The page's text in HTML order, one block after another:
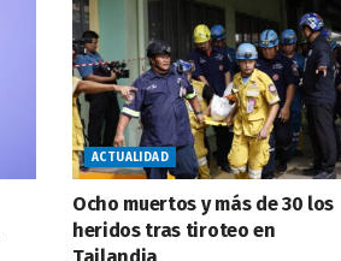
ACTUALIDAD
Ocho muertos y más de 30 los
heridos tras tiroteo en